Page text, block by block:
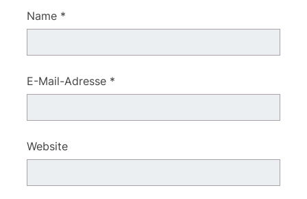
Name *
E-Mail-Adresse *
Website